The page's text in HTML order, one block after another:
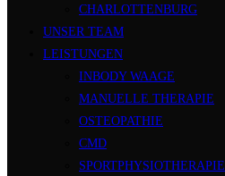
CHARLOTTENBURG
UNSER TEAM
LEISTUNGEN
INBODY WAAGE
MANUELLE THERAPIE
OSTEOPATHIE
CMD
SPORTPHYSIOTHERAPIE